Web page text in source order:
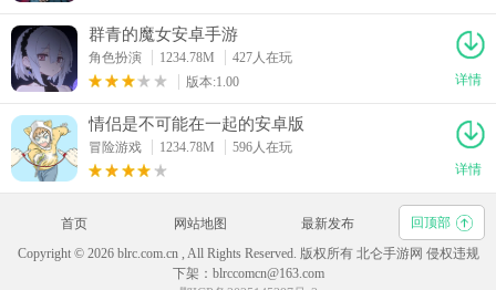
群青的魔女安卓手游
角色扮演 1234.78M
427人在玩
版本:1.00
详情
情侣是不可能在一起的安卓版
冒险游戏 1234.78M
596人在玩
详情
首页 网站地图 最新发布
回顶部
Copyright © 2026 blrc.com.cn , All Rights Reserved. 版权所有 北仑手游网 侵权违规
下架：blrccomcn@163.com